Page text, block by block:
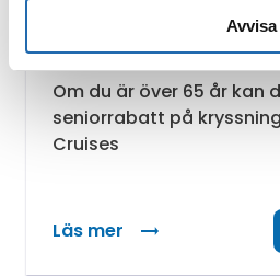
Avvisa
Kampanjperiod: Tills vidare
Om du är över 65 år kan
seniorrabatt på
Cruises
Läs mer
: Seniorrabatt